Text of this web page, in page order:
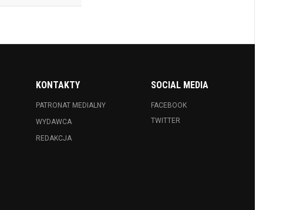
KONTAKTY
PATRONAT MEDIALNY
WYDAWCA
REDAKCJA
SOCIAL MEDIA
FACEBOOK
TWITTER